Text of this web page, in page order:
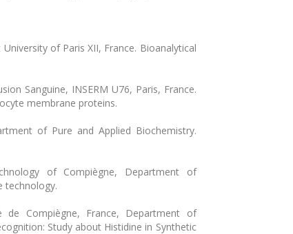
of Paris XII, France. Bioanalytical
Sanguine, INSERM U76, Paris, France.
membrane proteins.
of Pure and Applied Biochemistry.
of Compiègne, Department of
technology.
de Compiègne, France, Department of
Study about Histidine in Synthetic